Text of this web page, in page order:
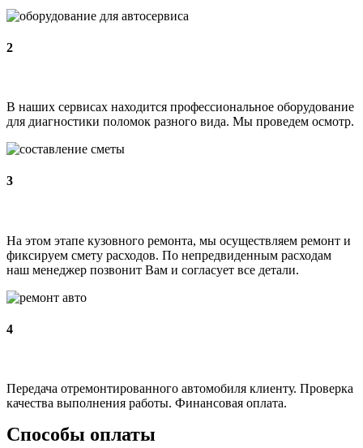
2
В наших сервисах находится профессиональное оборудование
для диагностики поломок разного вида. Мы проведем осмотр.
3
На этом этапе кузовного ремонта, мы осуществляем ремонт и
фиксируем смету расходов. По непредвиденным расходам
наш менеджер позвонит Вам и согласует все детали.
4
Передача отремонтированного автомобиля клиенту. Проверка
качества выполнения работы. Финансовая оплата.
Способы оплаты